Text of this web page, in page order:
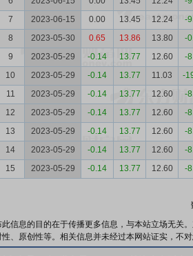
7
2023-06-15 0.00 13.45 12.24 -
8
2023-05-30 0.65 13.86 13.80 -
9
2023-05-29 -0.14 13.77 12.60 -
10
2023-05-29 -0.14 13.77 11.03 -
11
2023-05-29 -0.14 13.77 12.60 -
12
2023-05-29 -0.14 13.77 12.60 -
13
2023-05-29 -0.14 13.77 12.60 -
14
2023-05-29 -0.14 13.77 12.60 -
15
2023-05-29 -0.14 13.77 12.60 -
此信息的目的在于传播更多信息，与本站立场无关
、原创性等。相关信息并未经过本网站证实，不